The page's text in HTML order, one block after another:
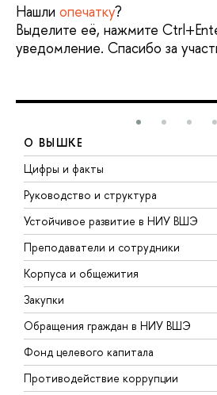
Нашли опечатку?
Выделите её, нажмите
уведомление. Спасибо за
О ВЫШКЕ
Цифры и факты
Руководство и структура
Устойчивое развитие в НИУ ВШЭ
Преподаватели и сотрудники
Корпуса и общежития
Закупки
Обращения граждан в НИУ ВШЭ
Фонд целевого капитала
Противодействие коррупции